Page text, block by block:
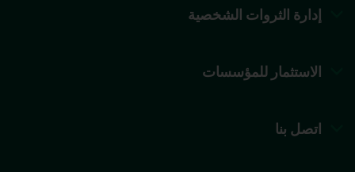
إدارة الثروات الشخصية
الاستثمار للمؤسسات
اتصل بنا